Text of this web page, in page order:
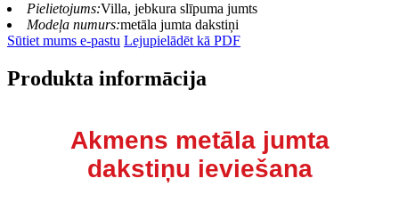
Pielietojums:Villa, jebkura slīpuma jumts
Modeļa numurs:metāla jumta dakstiņi
Sūtiet mums e-pastu Lejupielādēt kā PDF
Produkta informācija
Akmens metāla jumta
dakstiņu ieviešana